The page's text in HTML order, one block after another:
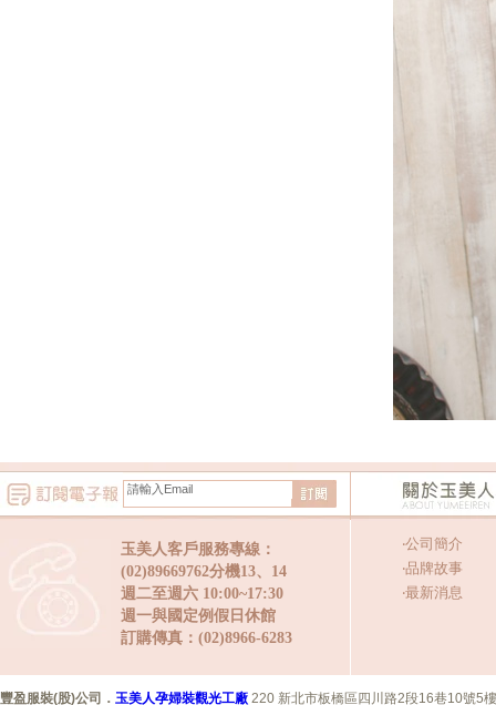
玉美人客戶服務專線：
(02)89669762分機13、14
週二至週六 10:00~17:30
週一與國定例假日休館
訂購傳真：(02)8966-6283
‧公司簡介
‧品牌故事
‧最新消息
豐盈服裝(股)公司 ． 玉美人孕婦裝觀光工廠 220 新北市板橋區四川路2段16巷10號